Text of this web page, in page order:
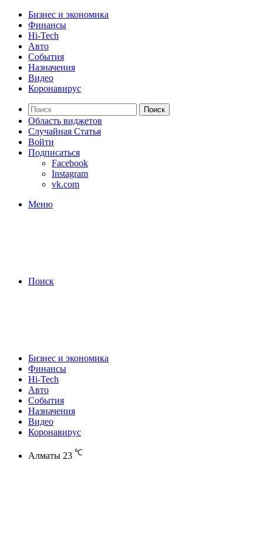
Бизнес и экономика
Финансы
Hi-Tech
Авто
События
Назначения
Видео
Коронавирус
Поиск
Область виджетов
Случайная Статья
Войти
Подписаться
Facebook
Instagram
vk.com
Меню
Поиск
Бизнес и экономика
Финансы
Hi-Tech
Авто
События
Назначения
Видео
Коронавирус
Алматы 23 ℃